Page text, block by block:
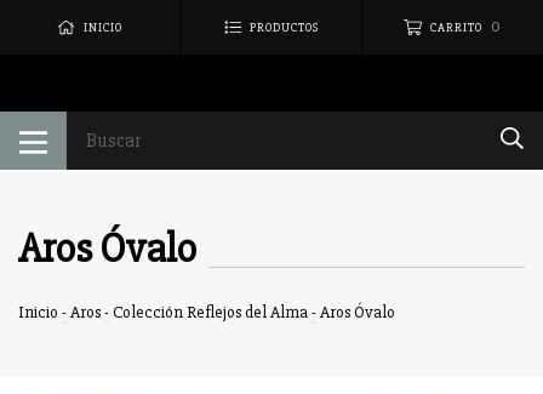
INICIO PRODUCTOS CARRITO 0
Aros Óvalo
Inicio -Aros-Colección Reflejos del Alma-Aros Óvalo